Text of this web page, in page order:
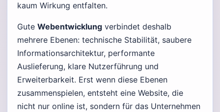
kaum Wirkung entfalten.
Gute Webentwicklung verbindet deshalb
mehrere Ebenen: technische Stabilität, saubere
Informationsarchitektur, performante
Auslieferung, klare Nutzerführung und
Erweiterbarkeit. Erst wenn diese Ebenen
zusammenspielen, entsteht eine Website, die
nicht nur online ist, sondern für das Unternehmen